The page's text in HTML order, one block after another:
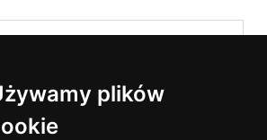
plików